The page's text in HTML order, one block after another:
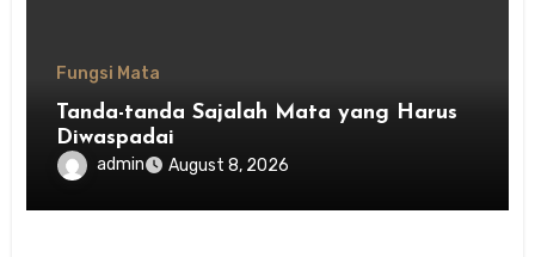
Fungsi Mata
Tanda-tanda Sajalah Mata yang Harus
Diwaspadai
admin August 8, 2026